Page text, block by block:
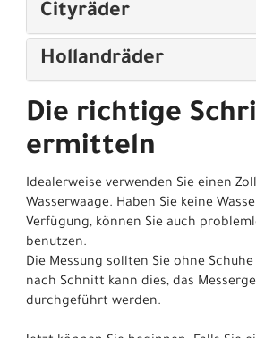
Cityräder
Hollandräder
Die richtige
ermitteln
Idealerweise verwenden Sie einen
Wasserwaage. Haben Sie keine
Verfügung, können Sie auch
benutzen.
Die Messung sollten Sie ohne
nach Schnitt kann dies, das
durchgeführt werden.